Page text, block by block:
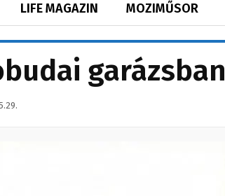
LIFE MAGAZIN MOZIMŰSOR
garázsban